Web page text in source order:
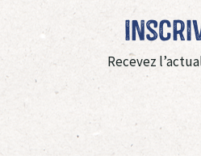
Recevez